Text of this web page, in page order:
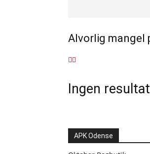
Alvorlig mangel
Ingen
APK Odense